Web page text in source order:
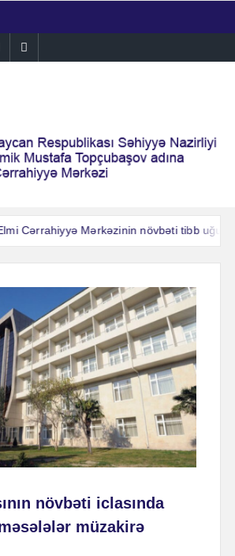
YouTube
Cərrahiyyə Mərkəzinin növbəti tibb
növbəti iclasında
müzakirə